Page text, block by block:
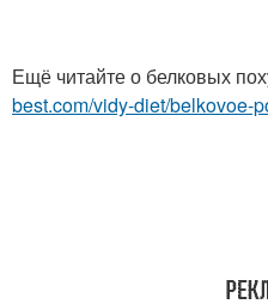
Ещё читайте о белковых
best.com/vidy-diet/belkovoe-